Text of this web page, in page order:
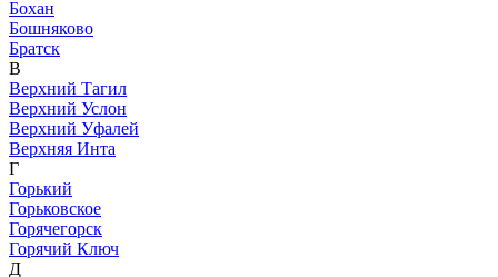
Бохан
Бошняково
Братск
В
Верхний Тагил
Верхний Услон
Верхний Уфалей
Верхняя Инта
Г
Горький
Горьковское
Горячегорск
Горячий Ключ
Д